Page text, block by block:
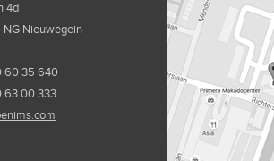
4d
NG Nieuwegein
60 35 640
63 00 333